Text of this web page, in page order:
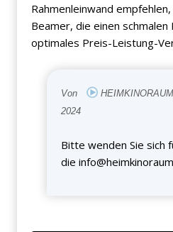
Rahmenleinwand
Beamer, die einen schmalen
optimales Preis-Leistung-
Von
2024
Bitte wenden Sie sich
die